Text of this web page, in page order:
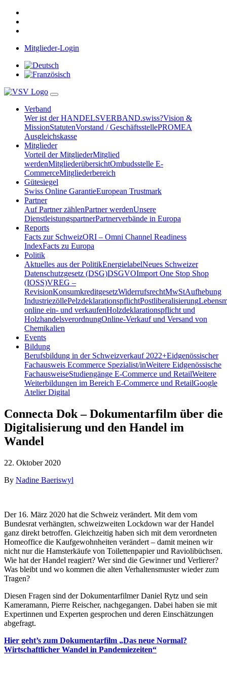
Mitglieder-Login
Verband
Wer ist der HANDELSVERBAND.swiss?Vision &
MissionStatutenVorstand / GeschäftsstellePROMEA
Ausgleichskasse
Mitglieder
Vorteil der MitgliederMitglied
werdenMitgliederübersichtOmbudsstelle E-
CommerceMitgliederbereich
Gütesiegel
Swiss Online GarantieEuropean Trustmark
Partner
Auf Partner zählenPartner werdenUnsere
DienstleistungspartnerPartnerverbände in Europa
Reports
Facts zur SchweizORI – Omni Channel Readiness
IndexFacts zu Europa
Politik
Aktuelles aus der PolitikEnergielabelNeues Schweizer
Datenschutzgesetz (DSG)DSGVOImport One Stop Shop
(IOSS)VREG –
RevisionKonsumkreditgesetzWiderrufsrechtMwStAufhebung
IndustriezöllePelzdeklarationspflichtPostliberalisierung
online ein- und verkaufenHolzdeklarationspflicht und
HolzhandelsverordnungOnline-Verkauf und Versand von
Chemikalien
Events
Bildung
Berufsbildung in der Schweizverkauf 2022+Eidgenössischer
Fachausweis Ecommerce Spezialist/inWeitere Eidgenössische
FachausweiseStudiengänge E-Commerce und RetailWeitere
Weiterbildungen im Bereich E-Commerce und RetailGoogle
Atelier Digital
Connecta Dok – Dokumentarfilm über die
Digitalisierung und den Handel im
Wandel
22. Oktober 2020
By Nadine Baeriswyl
Der 16. März 2020 hat die Schweiz verändert. Mit dem vom
Bundesrat verhängten, schweizweiten Lockdown war der Handel
ganz direkt betroffen. Gleichzeitig haben sich mit dem verordneten
Homeoffice die Kaufgewohnheiten verändert – damit meinen wir
nicht nur die Hamsterkäufe von Toilettenpapier und Raviolibüchsen.
Wie hat der Handel reagiert? Wer sind die Gewinner und Verlierer?
Was bleibt und wo kommen die alten Verhaltensmuster wieder zum
Tragen?
Diesen Fragen sind der Dokumentarfilmer Daniel Rytz und sein
Kameramann, Pierre Reischer, nachgegangen. Dabei haben sie mit
Expertinnen und Experten gesprochen und deren Einschätzungen
abgefragt.
Hier geht’s zum Dokumentarfilm „Das neue Normal?
Wirtschaftlicher Wandel in Pandemiezeiten“